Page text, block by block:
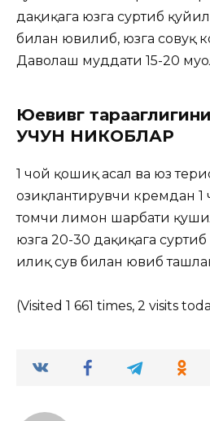
дақиқага юзга суртиб
билан ювилиб, юзга совуқ
Даволаш муддати 15-20
Юевивг
УЧУН НИКОБЛАР
1 чой қошиқ асал ва юз
озиқлантирувчи кремдан 1
томчи лимон шарбати
юзга 20-30 дақиқага
илиқ сув билан ювиб
(Visited 1 661 times, 2 visits